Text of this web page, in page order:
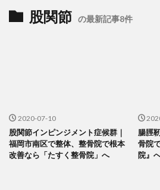
股関節 の最新記事8件
2020-07-10
股関節インピンジメント症候群｜
福岡市南区で整体、整骨院で根本
改善なら「たすく整骨院」へ
腸脛
骨院
院』